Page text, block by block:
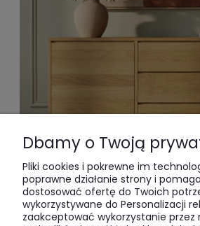
Komoda Fierra Wood I z
8 200,00 zł
Dbamy o Twoją
Pliki cookies i pokrewne im
poprawne działanie strony i
dostosować ofertę do Twoich
wykorzystywane do Personalizacji
zaakceptować wykorzystanie przez